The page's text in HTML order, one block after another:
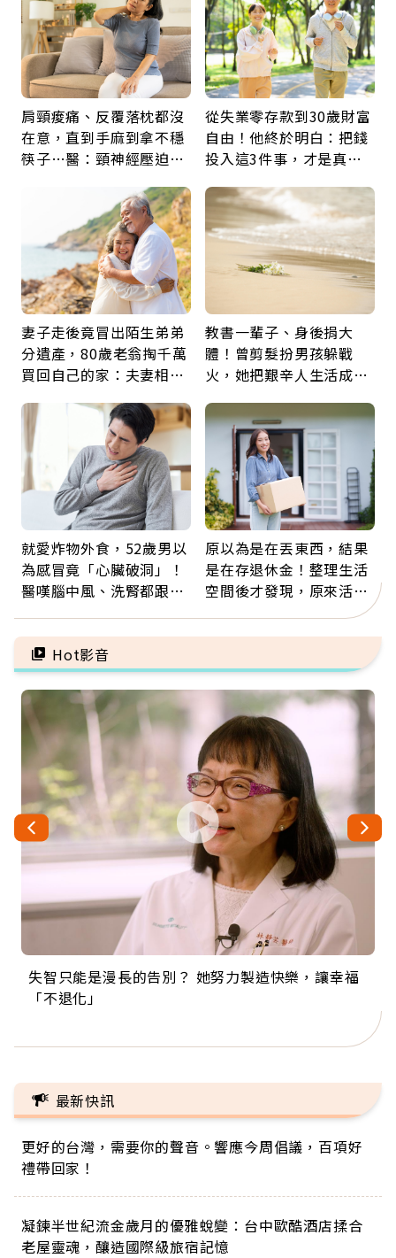
肩頸痠痛、反覆落枕都沒
在意，直到手麻到拿不穩
筷子…醫：頸神經壓迫上
從失業零存款到30歲財富
自由！他終於明白：把錢
投入這3件事，才是真正
妻子走後竟冒出陌生弟弟
分遺產，80歲老翁掏千萬
買回自己的家：夫妻相守
教書一輩子、身後捐大
體！曾剪髮扮男孩躲戰
火，她把艱辛人生活成風
福
就愛炸物外食，52歲男以
為感冒竟「心臟破洞」！
醫嘆腦中風、洗腎都跟它
救
原以為是在丟東西，結果
是在存退休金！整理生活
空間後才發現，原來活得
Hot影音
失智只能是漫長的告別？ 她努力製造快樂，讓幸福
「不退化」
來自剛果的巧克力神父 為台灣奉獻36年 「台灣是我
的家，我連作夢都講台語！」
63歲卸矽谷副總、搬回台灣找快樂！「蛋黃哥小
丑」走進安養院，逗樂上萬爺奶：退休後才開始真
104歲打破金氏世界紀錄 成為全球最年長羽球選
手，分享長壽的秘密原來是「這個」
事業巔峰他選擇追夢…黑手阿伯拉小提琴還登上小
巨蛋！連CNN都大讚！
最新快訊
更好的台灣，需要你的聲音。響應今周倡議，百項好
禮帶回家！
凝鍊半世紀流金歲月的優雅蛻變：台中歐酷酒店揉合
老屋靈魂，釀造國際級旅宿記憶